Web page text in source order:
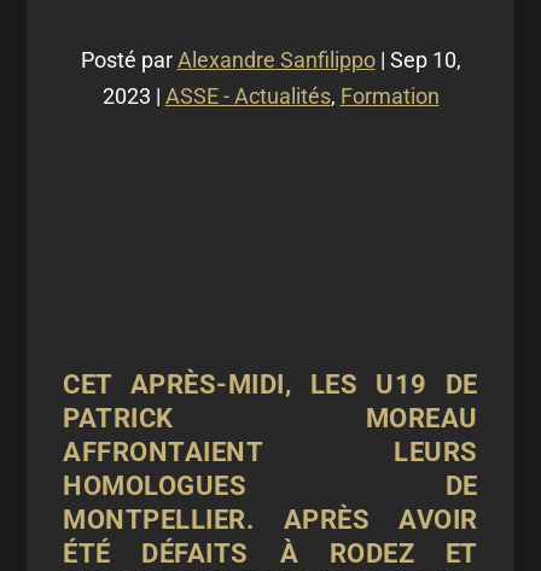
Posté parAlexandre Sanfilippo| Sep 10,
2023 | ASSE - Actualités, Formation
CET APRÈS-MIDI, LES U19 DE
PATRICK MOREAU
AFFRONTAIENT LEURS
HOMOLOGUES DE
MONTPELLIER. APRÈS AVOIR
ÉTÉ DÉFAITS À RODEZ ET